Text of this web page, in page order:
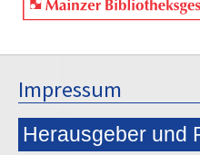
Impressum
Herausgeber und